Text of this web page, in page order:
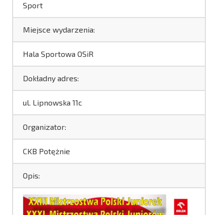
Sport
Miejsce wydarzenia:
Hala Sportowa OSiR
Dokładny adres:
ul. Lipnowska 11c
Organizator:
CKB Potężnie
Opis: